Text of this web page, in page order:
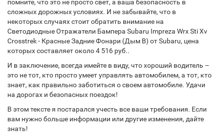
помните, что это не просто свет, а ваша безопасность в
сложных дорожных условиях. И не забывайте, что в
некоторых случаях стоит обратить внимание на
Светодиодные Отражатели Бампера Subaru Impreza Wrx Sti Xv
Crosstrek - Красные Задние Фонари (Дым B) от Subaru, цена
которых составляет около 4 516 руб..
И в заключение, всегда имейте в виду, что хороший водитель –
это не тот, кто просто умеет управлять автомобилем, а тот, кто
знает, как правильно заботиться о своем автомобиле. Удачи
на дорогах и безопасных поездок!
В этом тексте я постарался учесть все ваши требования. Если
вам нужно больше информации или другие изменения, дайте
знать!